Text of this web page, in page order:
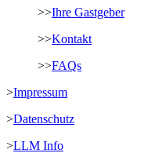
>>Ihre Gastgeber
>>Kontakt
>>FAQs
>Impressum
>Datenschutz
>LLM Info